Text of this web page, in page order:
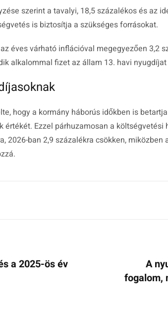
szerint a tavalyi, 18,5 százalékos és az
is biztosítja a szükséges forrásokat.
éves várható inflációval megegyezően 3,2
alkalommal fizet az állam 13. havi
hogy a kormány háborús időkben is
értékét. Ezzel párhuzamosan a költségvetési
2026-ban 2,9 százalékra csökken,
a 2025-ös év
A
fogalom,